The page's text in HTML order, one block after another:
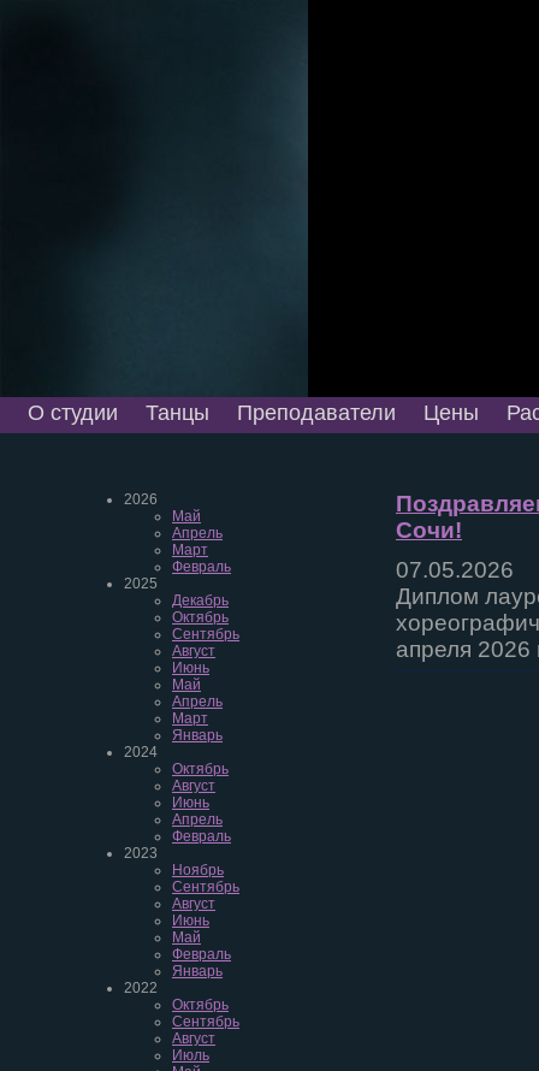
О студии Танцы Преподаватели Цены
2026
Май
Апрель
Март
Февраль
2025
Декабрь
Октябрь
Сентябрь
Август
Июнь
Май
Апрель
Март
Январь
2024
Октябрь
Август
Июнь
Апрель
Февраль
2023
Ноябрь
Сентябрь
Август
Июнь
Май
Февраль
Январь
2022
Октябрь
Сентябрь
Август
Июль
Сочи!
07.05.2026
Диплом
апреля 2026